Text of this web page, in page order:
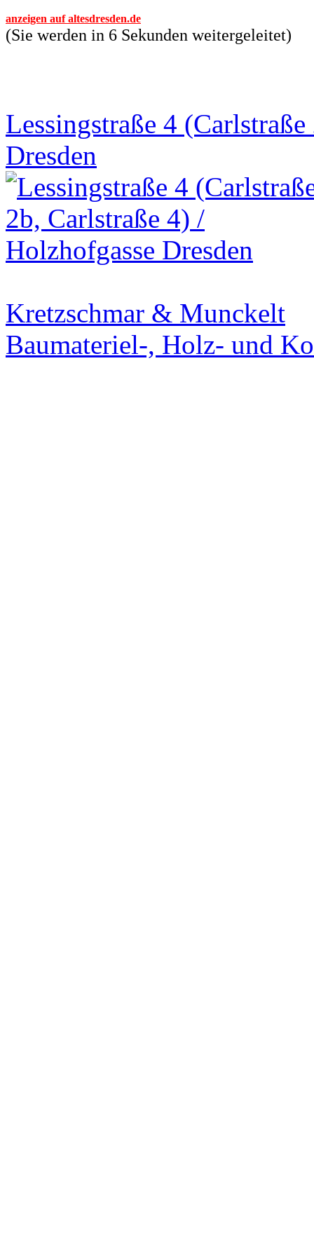
anzeigen auf altesdresden.de
(Sie werden in 6 Sekunden weitergeleitet)
Lessingstraße 4
Dresden
Kretzschmar & Munckelt
Baumateriel-, Holz- und